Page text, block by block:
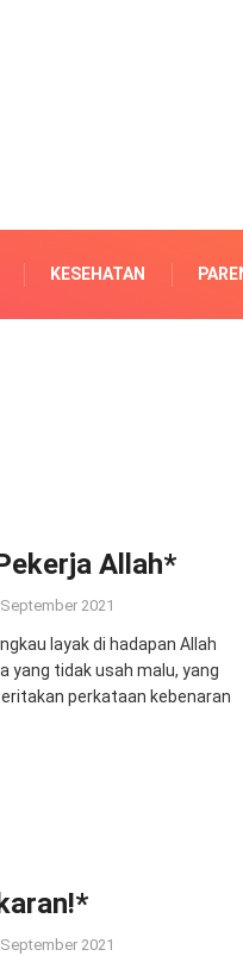
KESEHATAN
Allah*
2021
layak di hadapan Allah
yang tidak usah malu, yang
perkataan kebenaran
2021